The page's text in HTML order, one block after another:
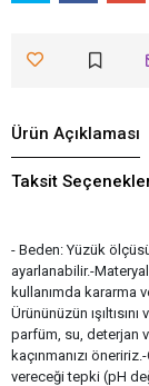
Ürün Açıklaması
Taksit
- Beden: Yüzük
ayarlanabilir.-
kullanımda kararma
Ürününüzün
parfüm, su, deterjan
kaçınmanızı
vereceği tepki (pH